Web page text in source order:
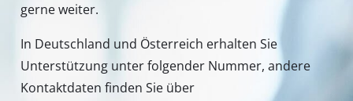
gerne weiter.
In Deutschland und Österreich erhalten Sie
Unterstützung unter folgender Nummer, andere
Kontaktdaten finden Sie über